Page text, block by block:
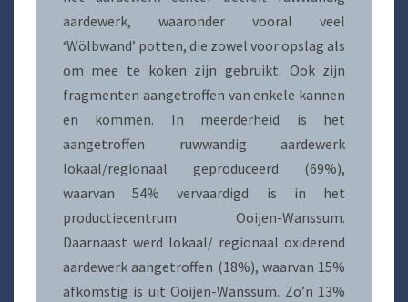
aardewerk, waaronder vooral veel
‘Wölbwand’ potten, die zowel voor opslag als
om mee te koken zijn gebruikt. Ook zijn
fragmenten aangetroffen van enkele kannen
en kommen. In meerderheid is het
aangetroffen ruwwandig aardewerk
lokaal/regionaal geproduceerd (69%),
waarvan 54% vervaardigd is in het
productiecentrum Ooijen-Wanssum.
Daarnaast werd lokaal/ regionaal oxiderend
aardewerk aangetroffen (18%), waarvan 15%
afkomstig is uit Ooijen-Wanssum. Zo’n 13%